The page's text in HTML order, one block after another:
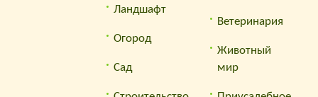
Ландшафт
Огород
Сад
Ветеринария
Животный
мир